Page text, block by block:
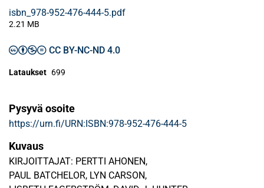
isbn_978-952-476-444-5.pdf
2.21 MB
CC BY-NC-ND 4.0
Lataukset 699
Pysyvä osoite
https://urn.fi/URN:ISBN:978-952-476-444-5
Kuvaus
KIRJOITTAJAT: PERTTI AHONEN,
PAUL BATCHELOR, LYN CARSON,